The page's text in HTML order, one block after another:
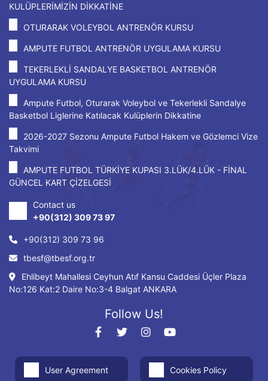
KULÜPLERİMİZİN DİKKATİNE
OTURARAK VOLEYBOL ANTRENÖR KURSU
AMPUTE FUTBOL ANTRENÖR UYGULAMA KURSU
TEKERLEKLİ SANDALYE BASKETBOL ANTRENÖR
UYGULAMA KURSU
Ampute Futbol, Oturarak Voleybol ve Tekerlekli Sandalye
Basketbol Liglerine Katılacak Kulüplerin Dikkatine
2026-2027 Sezonu Ampute Futbol Hakem ve Gözlemci Vize
Takvimi
AMPUTE FUTBOL TÜRKİYE KUPASI 3.LÜK/4.LÜK - FİNAL
GÜNCEL KART ÇİZELGESİ
Contact us
+90(312) 309 73 97
+90(312) 309 73 96
tbesf@tbesf.org.tr
Ehlibeyt Mahallesi Ceyhun Atıf Kansu Caddesi Üçler Plaza
No:126 Kat:2 Daire No:3-4 Balgat ANKARA
Follow Us!
User Agreement Cookies Policy